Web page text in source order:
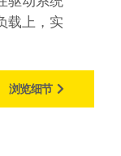
载上，实
浏览细节